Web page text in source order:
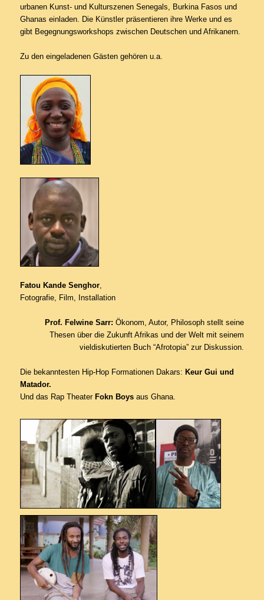
urbanen Kunst- und Kulturszenen Senegals, Burkina Fasos und
Ghanas einladen. Die Künstler präsentieren ihre Werke und es
gibt Begegnungsworkshops zwischen Deutschen und Afrikanern.
Zu den eingeladenen Gästen gehören u.a.
Fatou Kande Senghor,
Fotografie, Film, Installation
Prof. Felwine Sarr: Ökonom, Autor, ­Philosoph stellt seine
Thesen über die ­Zukunft Afrikas und der Welt mit seinem
vieldiskutierten Buch “Afrotopia” zur ­Diskussion.
Die bekanntesten Hip-Hop Formationen Dakars: Keur Gui und
Matador.
Und das Rap Theater Fokn Boys aus Ghana.